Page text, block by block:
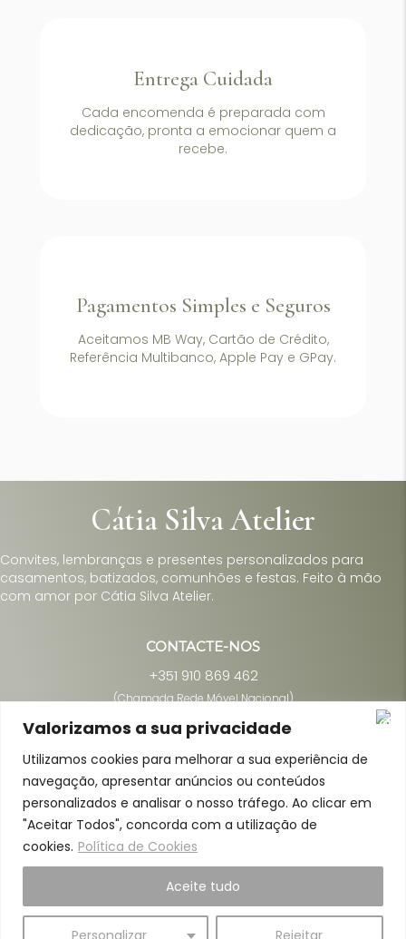
Valorizamos a sua privacidade
Utilizamos cookies para melhorar a sua experiência de
navegação, apresentar anúncios ou conteúdos
personalizados e analisar o nosso tráfego. Ao clicar em
"Aceitar Todos", concorda com a utilização de
cookies. Política de Cookies
Personalizar Rejeitar
Aceite tudo
Entrega Cuidada
Cada encomenda é preparada com
dedicação, pronta a emocionar quem a
recebe.
Pagamentos Simples e Seguros
Aceitamos MB Way, Cartão de Crédito,
Referência Multibanco, Apple Pay e GPay.
Cátia Silva Atelier
Convites, lembranças e presentes personalizados para
casamentos, batizados, comunhões e festas. Feito à mão
com amor por Cátia Silva Atelier.
CONTACTE-NOS
+351 910 869 462
(Chamada Rede Móvel Nacional)
Quem Somos
A minha conta
Termos e Condições de Vendas, Envios e Devoluções
Livro de Reclamações